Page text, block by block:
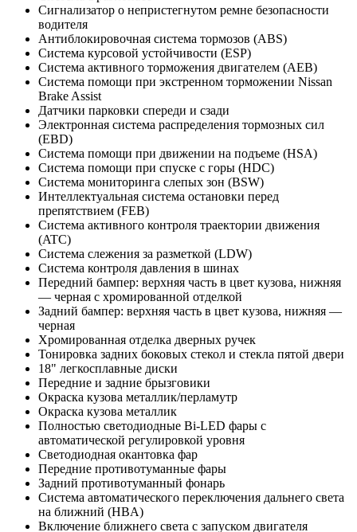
Сигнализатор о непристегнутом ремне безопасности
водителя
Антиблокировочная система тормозов (ABS)
Система курсовой устойчивости (ESP)
Система активного торможения двигателем (AEB)
Система помощи при экстренном торможении Nissan
Brake Assist
Датчики парковки спереди и сзади
Электронная система распределения тормозных сил
(EBD)
Система помощи при движении на подъеме (HSA)
Система помощи при спуске с горы (HDC)
Система мониторинга слепых зон (BSW)
Интеллектуальная система остановки перед
препятствием (FEB)
Система активного контроля траектории движения
(ATC)
Система слежения за разметкой (LDW)
Система контроля давления в шинах
Передний бампер: верхняя часть в цвет кузова, нижняя
— черная с хромированной отделкой
Задний бампер: верхняя часть в цвет кузова, нижняя —
черная
Хромированная отделка дверных ручек
Тонировка задних боковых стекол и стекла пятой двери
18" легкосплавные диски
Передние и задние брызговики
Окраска кузова металлик/перламутр
Окраска кузова металлик
Полностью светодиодные Bi-LED фары с
автоматической регулировкой уровня
Светодиодная окантовка фар
Передние противотуманные фары
Задний противотуманный фонарь
Система автоматического переключения дальнего света
на ближний (HBA)
Включение ближнего света с запуском двигателя